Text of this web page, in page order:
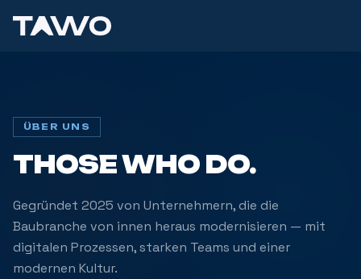
ÜBER UNS
THOSE WHO DO.
Gegründet 2025 von Unternehmern, die die
Baubranche von innen heraus modernisieren — mit
digitalen Prozessen, starken Teams und einer
modernen Kultur.